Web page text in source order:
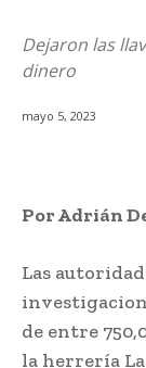
Dejaron las
dinero
mayo 5, 2023
Por Adrián
Las
de entre
la herrería